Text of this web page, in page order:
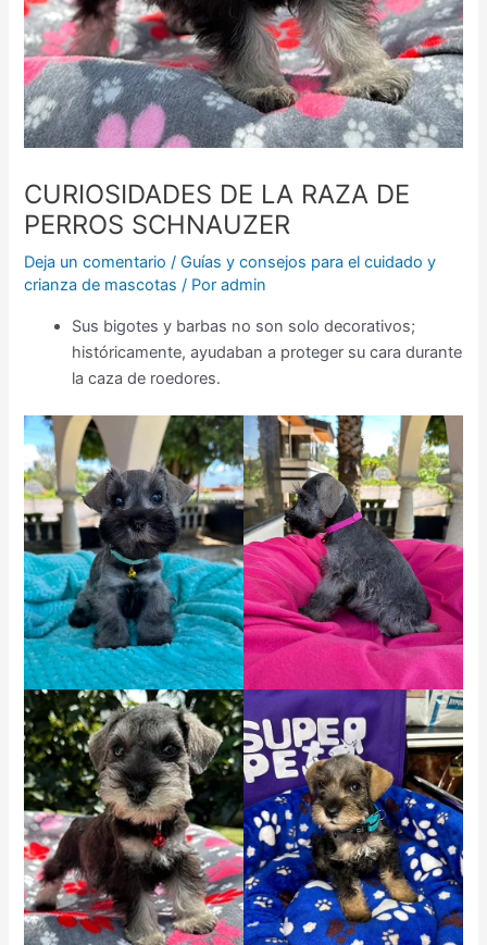
CURIOSIDADES DE LA RAZA DE
PERROS SCHNAUZER
Deja un comentario /Guías y consejos para el cuidado y
crianza de mascotas / Poradmin
Sus bigotes y barbas no son solo decorativos;
históricamente, ayudaban a proteger su cara durante
la caza de roedores.